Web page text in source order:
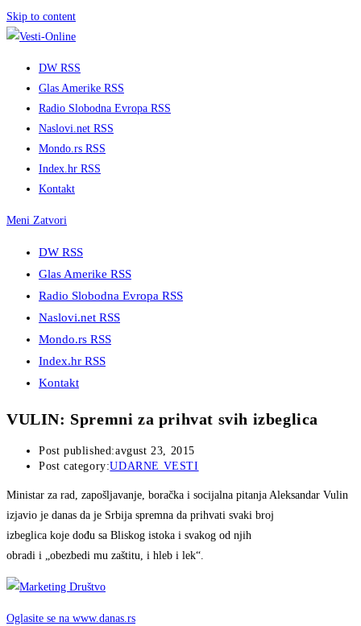
Skip to content
DW RSS
Glas Amerike RSS
Radio Slobodna Evropa RSS
Naslovi.net RSS
Mondo.rs RSS
Index.hr RSS
Kontakt
Meni Zatvori
DW RSS
Glas Amerike RSS
Radio Slobodna Evropa RSS
Naslovi.net RSS
Mondo.rs RSS
Index.hr RSS
Kontakt
VULIN: Spremni za prihvat svih izbeglica
Post published:avgust 23, 2015
Post category:UDARNE VESTI
Ministar za rad, zapošljavanje, boračka i socijalna pitanja Aleksandar Vulin
izjavio je danas da je Srbija spremna da prihvati svaki broj
izbeglica koje dođu sa Bliskog istoka i svakog od njih
obradi i „obezbedi mu zaštitu, i hleb i lek“.
Oglasite se na www.danas.rs